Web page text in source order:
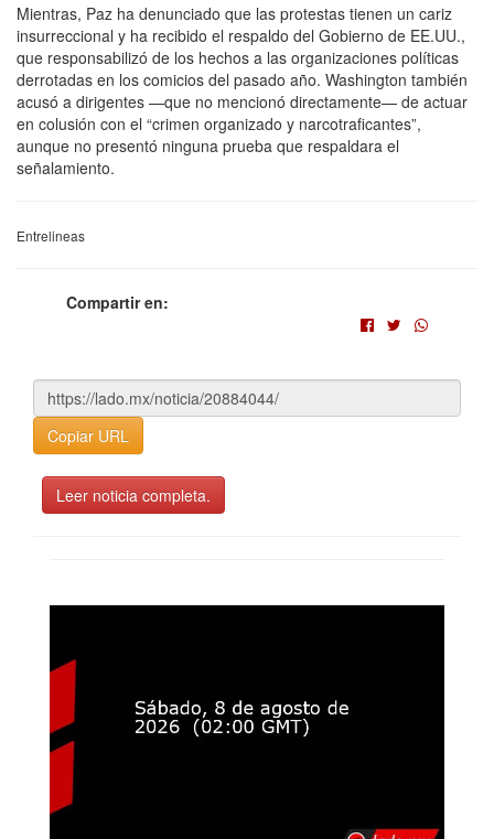
Mientras, Paz ha denunciado que las protestas tienen un cariz
insurreccional y ha recibido el respaldo del Gobierno de EE.UU.,
que responsabilizó de los hechos a las organizaciones políticas
derrotadas en los comicios del pasado año. Washington también
acusó a dirigentes —que no mencionó directamente— de actuar
en colusión con el “crimen organizado y narcotraficantes”,
aunque no presentó ninguna prueba que respaldara el
señalamiento.
Entrelineas
Compartir en:
Copiar URL
Leer noticia completa.